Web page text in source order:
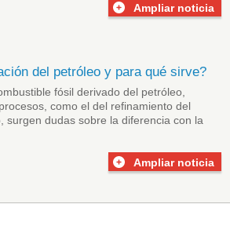
Ampliar noticia
del petróleo y para qué sirve?
fósil derivado del petróleo,
como el del refinamiento del
surgen dudas sobre la diferencia con la
Ampliar noticia